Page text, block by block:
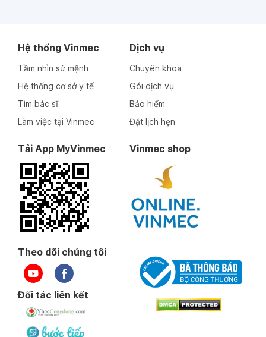
Hệ thống Vinmec
Tầm nhìn sứ mệnh
Hệ thống cơ sở y tế
Tìm bác sĩ
Làm việc tại Vinmec
Dịch vụ
Chuyên khoa
Gói dịch vụ
Bảo hiểm
Đặt lịch hẹn
Tải App MyVinmec Vinmec shop
Theo dõi chúng tôi
Đối tác liên kết